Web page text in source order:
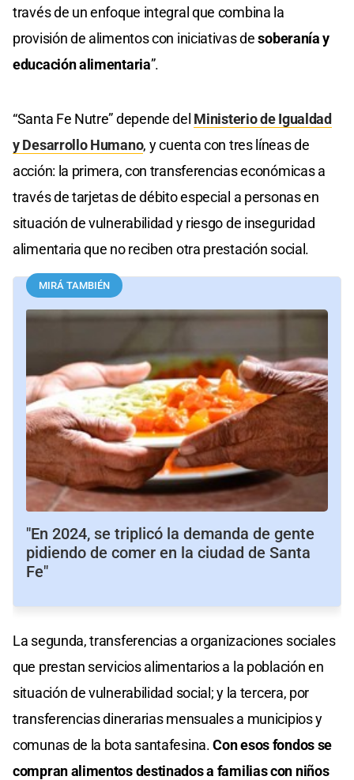
través de un enfoque integral que combina la
provisión de alimentos con iniciativas desoberanía y
educación alimentaria”.
“Santa Fe Nutre” depende del Ministerio de Igualdad
y Desarrollo Humano, y cuenta con tres líneas de
acción: la primera, con transferencias económicas a
través de tarjetas de débito especial a personas en
situación de vulnerabilidad y riesgo de inseguridad
alimentaria que no reciben otra prestación social.
MIRÁ TAMBIÉN
"En 2024, se triplicó la demanda de gente
pidiendo de comer en la ciudad de Santa
Fe"
La segunda, transferencias a organizaciones sociales
que prestan servicios alimentarios a la población en
situación de vulnerabilidad social; y la tercera, por
transferencias dinerarias mensuales a municipios y
comunas de la bota santafesina.Con esos fondos se
compran alimentos destinados a familias con niños